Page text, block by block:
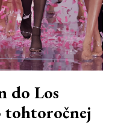
do Los
tohtoročnej